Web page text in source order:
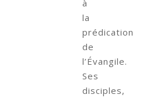
à
la
prédication
de
l’Évangile.
Ses
disciples,